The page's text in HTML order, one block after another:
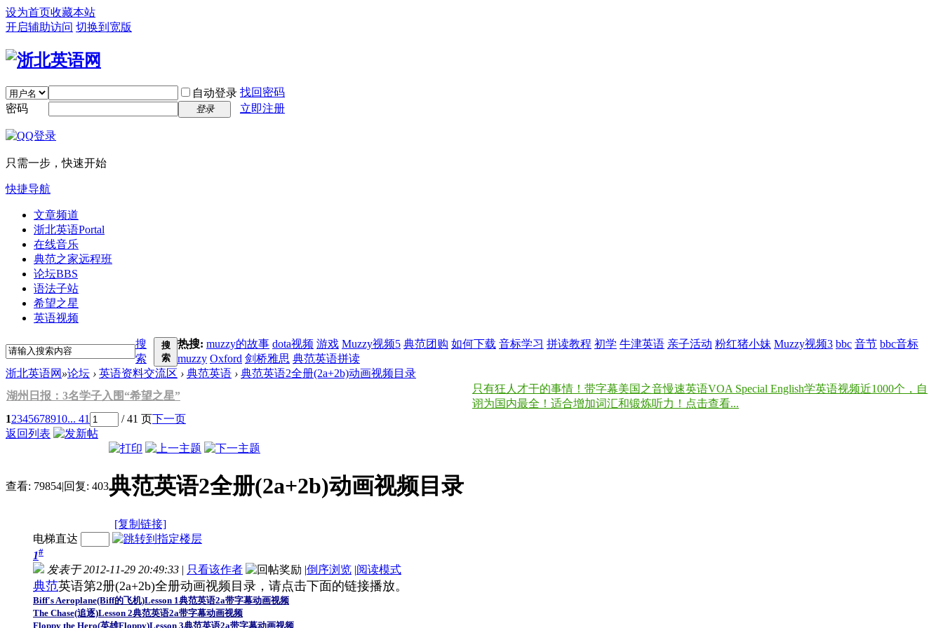
设为首页收藏本站
开启辅助访问 切换到宽版
自动登录 找回密码
密码
登录 立即注册
只需一步，快速开始
快捷导航
文章频道
浙北英语Portal
在线音乐
典范之家远程班
论坛BBS
语法子站
希望之星
英语视频
搜
索
搜
索
热搜: muzzy的故事 dota视频 游戏 Muzzy视频5 典范团购 如何下载 音标学习 拼读教程 初学 牛津英语 亲子活动 粉红猪小妹 Muzzy视频3 bbc 音节 bbc音标
muzzy Oxford 剑桥雅思 典范英语拼读
浙北英语网 »论坛 › 英语资料交流区 › 典范英语 › 典范英语2全册(2a+2b)动画视频目录
湖州日报：3名学子入围“希望之星”
只有狂人才干的事情！带字幕美国之音慢速英语VOA Special English学英语视频近1000个，自
诩为国内最全！适合增加词汇和锻炼听力！点击查看...
12345678910... 41 / 41 页下一页
返回列表
查看: 79854|回复: 403典范英语2全册(2a+2b)动画视频目录
[复制链接]
电梯直达
1#
发表于 2012-11-29 20:49:33 | 只看该作者 |倒序浏览 |阅读模式
典范英语第2册(2a+2b)全册动画视频目录，请点击下面的链接播放。
Biff's Aeroplane(Biff的飞机)Lesson 1典范英语2a带字幕动画视频
The Chase(追逐)Lesson 2典范英语2a带字幕动画视频
Floppy the Hero(英雄Floppy)Lesson 3典范英语2a带字幕动画视频